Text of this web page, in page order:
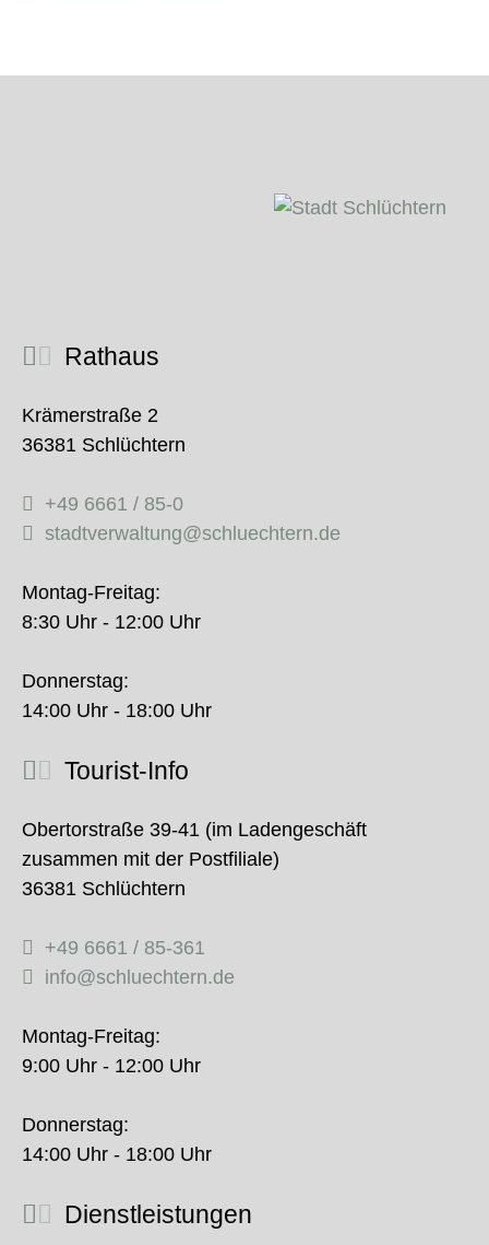
Rathaus
Krämerstraße 2
36381 Schlüchtern
+49 6661 / 85-0
stadtverwaltung@schluechtern.de
Montag-Freitag:
8:30 Uhr - 12:00 Uhr
Donnerstag:
14:00 Uhr - 18:00 Uhr
Tourist-Info
Obertorstraße 39-41 (im Ladengeschäft
zusammen mit der Postfiliale)
36381 Schlüchtern
+49 6661 / 85-361
info@schluechtern.de
Montag-Freitag:
9:00 Uhr - 12:00 Uhr
Donnerstag:
14:00 Uhr - 18:00 Uhr
Dienstleistungen